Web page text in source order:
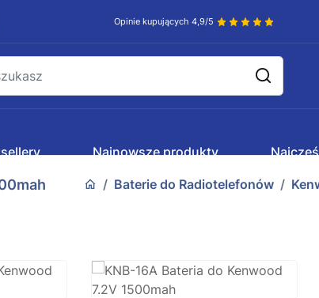
Opinie kupujących 4,9/5
Najnowsze produkty
Baterie do Radiotelefonów